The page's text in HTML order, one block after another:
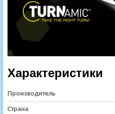
Характеристики
Производитель
Страна